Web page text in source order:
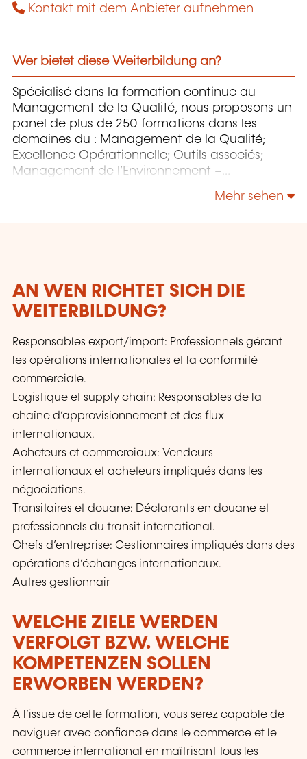
Kontakt mit dem Anbieter aufnehmen
Wer bietet diese Weiterbildung an?
Spécialisé dans la formation continue au
Management de la Qualité, nous proposons un
panel de plus de 250 formations dans les
domaines du : Management de la Qualité;
Excellence Opérationnelle; Outils associés;
Management de l’Environnement –
Management de la Sécurité et de la Sûreté;
Mehr sehen
AN WEN RICHTET SICH DIE
WEITERBILDUNG?
Responsables export/import: Professionnels gérant
les opérations internationales et la conformité
commerciale.
Logistique et supply chain: Responsables de la
chaîne d’approvisionnement et des flux
internationaux.
Acheteurs et commerciaux: Vendeurs
internationaux et acheteurs impliqués dans les
négociations.
Transitaires et douane: Déclarants en douane et
professionnels du transit international.
Chefs d’entreprise: Gestionnaires impliqués dans des
opérations d’échanges internationaux.
Autres gestionnair
WELCHE ZIELE WERDEN
VERFOLGT BZW. WELCHE
KOMPETENZEN SOLLEN
ERWORBEN WERDEN?
À l’issue de cette formation, vous serez capable de
naviguer avec confiance dans le commerce et le
commerce international en maîtrisant tous les